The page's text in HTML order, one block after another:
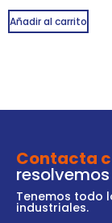
Añadir al carrito
Contacta
Tenemos todo
industriales.